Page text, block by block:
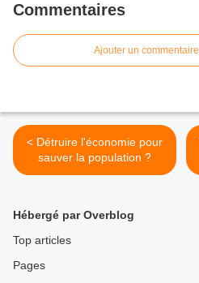
Commentaires
Ajouter un commentaire
< Détruire l'économie pour
sauver la population ?
Hébergé par Overblog
Top articles
Pages